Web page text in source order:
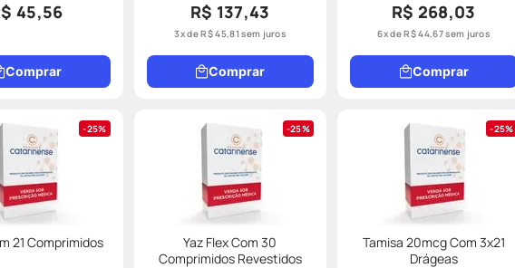
45,56
Comprar
R$ 137,43
3x deR$45,81 sem juros
Comprar
R$ 268,03
6x deR$44,67sem juros
Comprar
25%
21 Comprimidos
25%
Yaz Flex Com 30
Comprimidos Revestidos
25%
Tamisa 20mcg Com 3x21
Drágeas